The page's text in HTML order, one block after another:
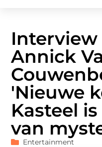
Annick
'Nieuwe
Kasteel
van
Entertainment